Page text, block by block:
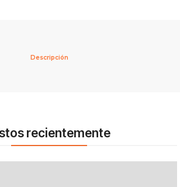
Descripción
recientemente